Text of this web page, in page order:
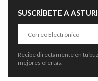
SUSCRÍBETE A
Recibe directamente en tu
mejores ofertas.